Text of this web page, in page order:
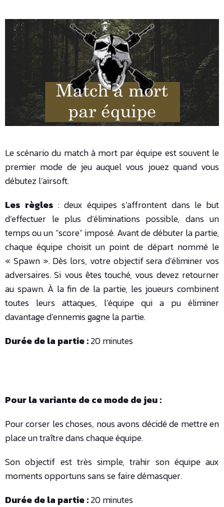
Le scénario du match à mort par équipe est souvent le
premier mode de jeu auquel vous jouez quand vous
débutez l’airsoft.
Les règles : deux équipes s’affrontent dans le but
d’effectuer le plus d’éliminations possible, dans un
temps ou un “score” imposé. Avant de débuter la partie,
chaque équipe choisit un point de départ nommé le
« Spawn ». Dès lors, votre objectif sera d’éliminer vos
adversaires. Si vous êtes touché, vous devez retourner
au spawn. À la fin de la partie, les joueurs combinent
toutes leurs attaques, l’équipe qui a pu éliminer
davantage d’ennemis gagne la partie.
Durée de la partie :20 minutes
Pour la variante de ce mode de jeu :
Pour corser les choses, nous avons décidé de mettre en
place un traître dans chaque équipe.
Son objectif est très simple, trahir son équipe aux
moments opportuns sans se faire démasquer.
Durée de la partie :20 minutes